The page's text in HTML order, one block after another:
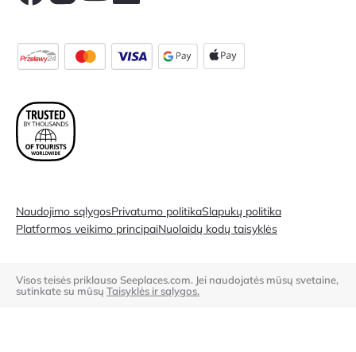
Naudojimo sąlygosPrivatumo politikaSlapukų politika
Platformos veikimo principaiNuolaidų kodų taisyklės
Visos teisės priklauso Seeplaces.com. Jei naudojatės mūsų svetaine,
sutinkate su mūsų Taisyklės ir sąlygos.